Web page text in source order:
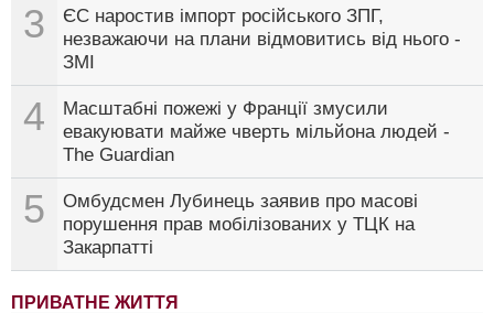
3
ЄС наростив імпорт російського ЗПГ,
незважаючи на плани відмовитись від нього -
ЗМІ
4
Масштабні пожежі у Франції змусили
евакуювати майже чверть мільйона людей -
The Guardian
5
Омбудсмен Лубинець заявив про масові
порушення прав мобілізованих у ТЦК на
Закарпатті
ПРИВАТНЕ ЖИТТЯ